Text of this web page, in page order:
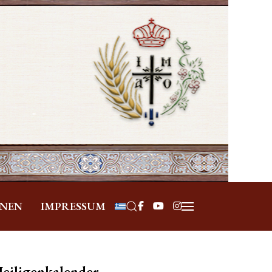
IMPRESSUM